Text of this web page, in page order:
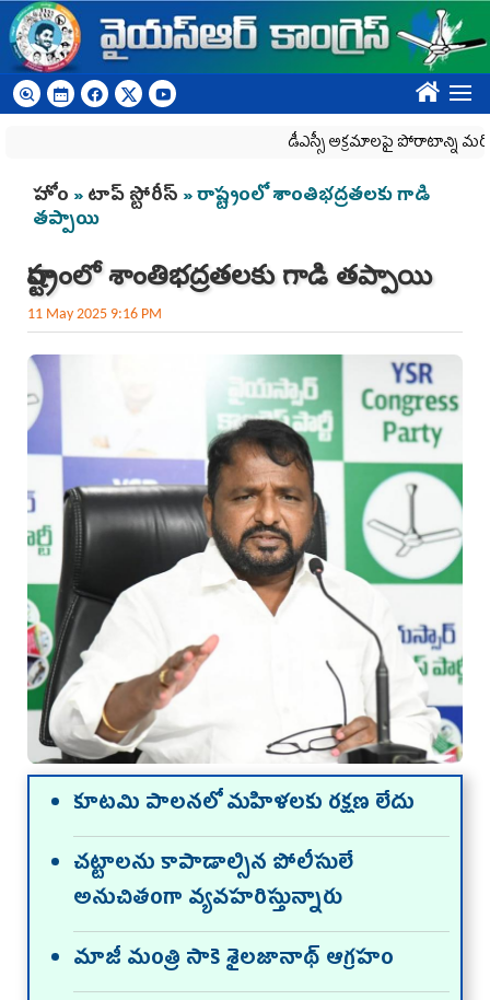
Skip to main content
????
డీఎస్సీ అక్రమాలపై పోరాటాన్ని మరింత
You are here
హోం »టాప్ స్టోరీస్ » రాష్ట్రంలో శాంతిభద్రతలకు గాడి
తప్పాయి
రాష్ట్రంలో శాంతిభద్రతలకు గాడి తప్పాయి
11 May 2025 9:16 PM
కూట‌మి పాల‌న‌లో మ‌హిళ‌ల‌కు రక్షణ లేదు
చట్టాలను కాపాడాల్సిన పోలీసులే
అనుచితంగా వ్యవహరిస్తున్నారు
మాజీ మంత్రి సాకె శైలజానాథ్ ఆగ్ర‌హం